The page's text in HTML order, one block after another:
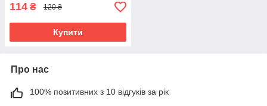
114 ₴ 120 ₴
Купити
Про нас
100% позитивних з 10 відгуків за рік